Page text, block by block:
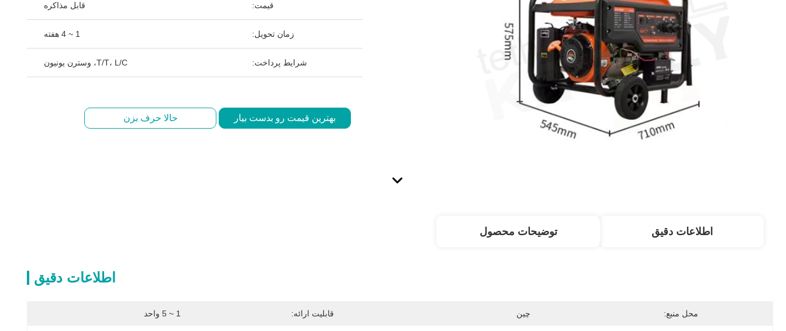
قیمت: قابل مذاکره
زمان تحویل: 1 ~ 4 هفته
شرایط پرداخت: T/T، L/C، وسترن یونیون
بهترین قیمت رو بدست بیار حالا حرف بزن
اطلاعات دقیق توضیحات محصول
اطلاعات دقیق
محل منبع: چین قابلیت ارائه: 1 ~ 5 واحد